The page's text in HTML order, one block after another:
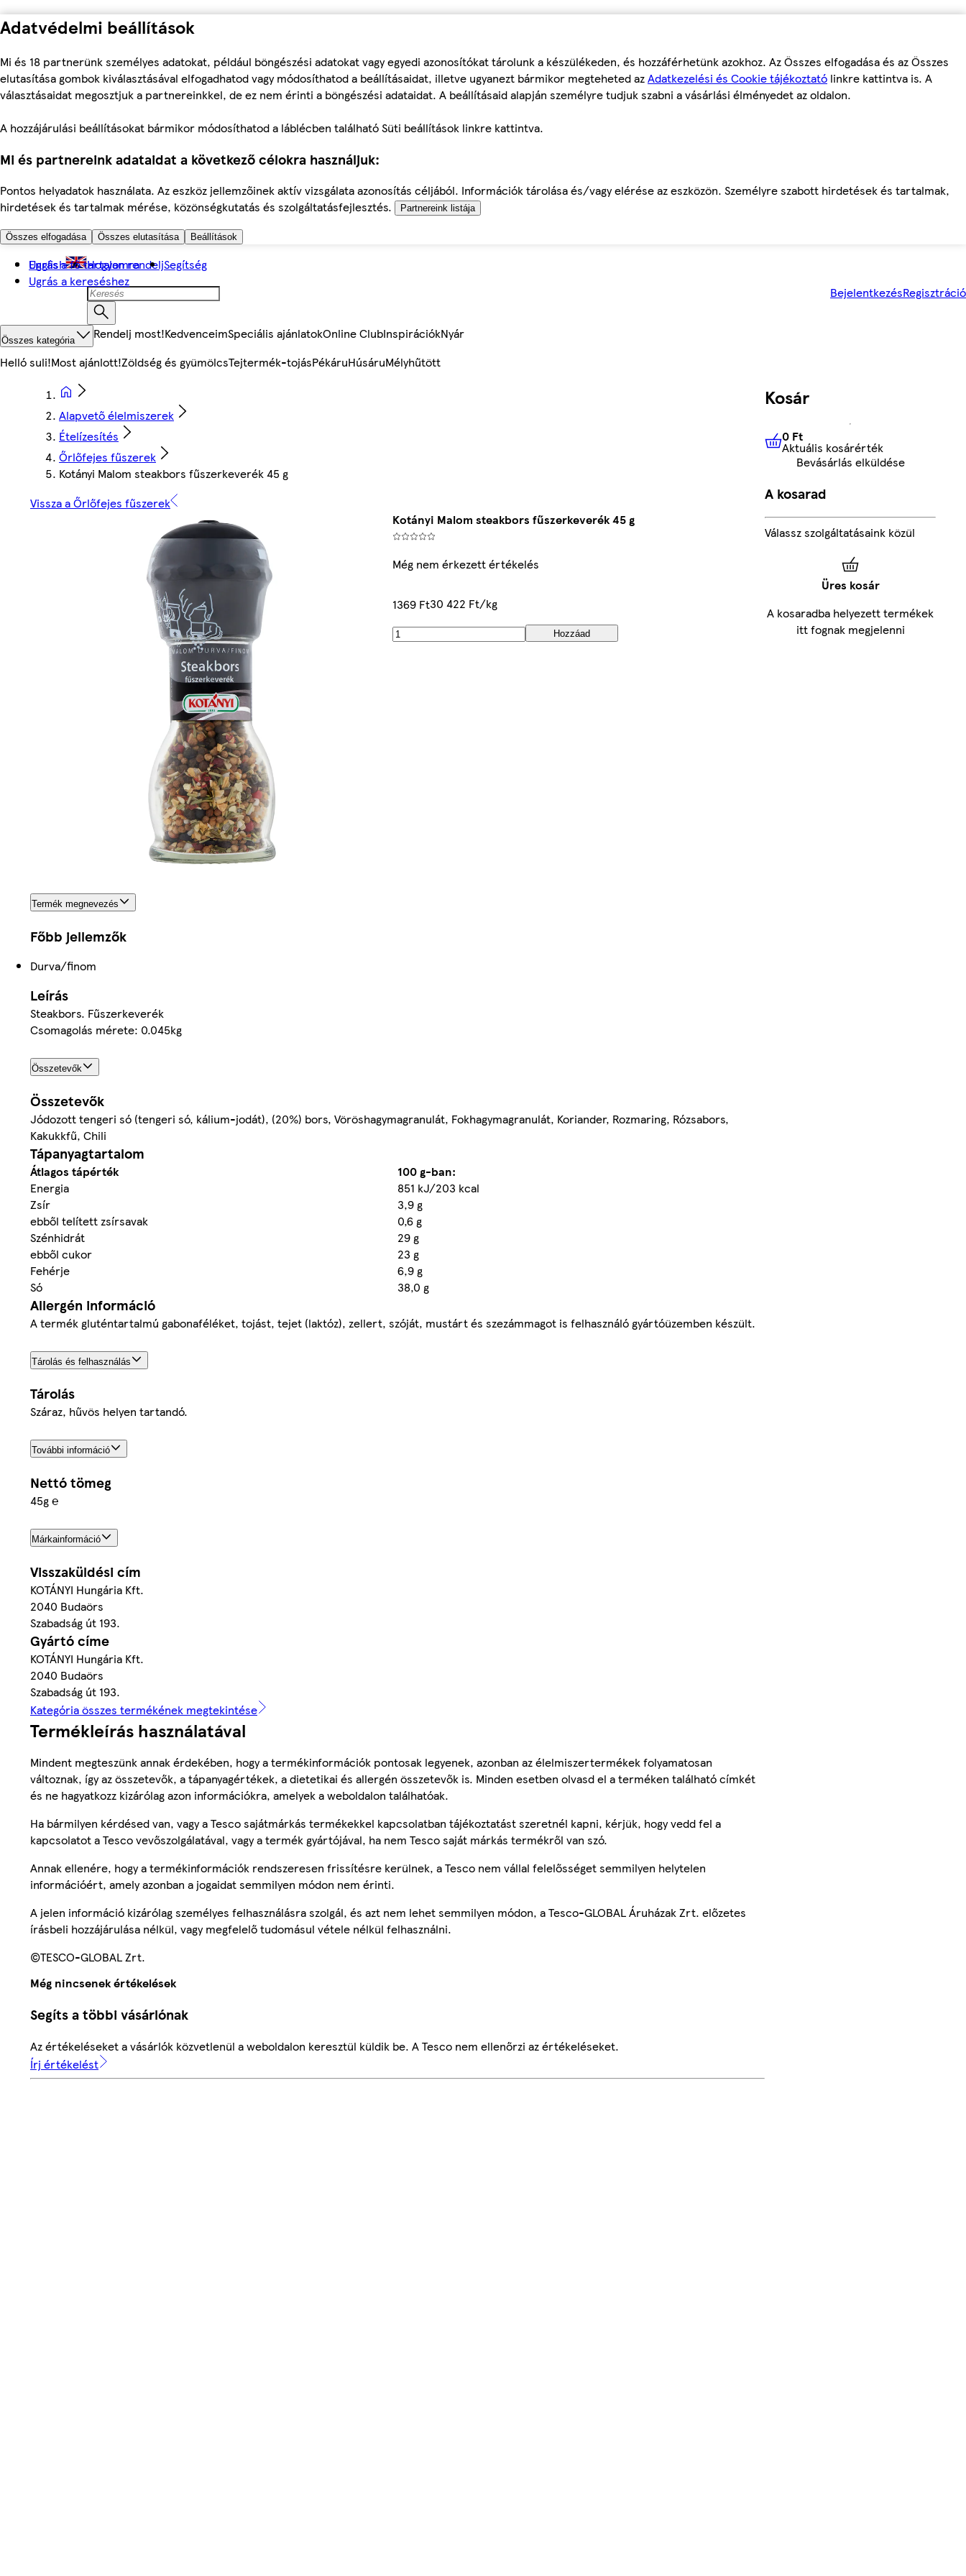
Adatvédelmi beállítások
Mi és 18 partnerünk személyes adatokat, például böngészési adatokat vagy egyedi azonosítókat tárolunk a készülékeden, és hozzáférhetünk azokhoz. Az Összes elfogadása és az Összes
elutasítása gombok kiválasztásával elfogadhatod vagy módosíthatod a beállításaidat, illetve ugyanezt bármikor megteheted azAdatkezelési és Cookie tájékoztató linkre kattintva is. A
választásaidat megosztjuk a partnereinkkel, de ez nem érinti a böngészési adataidat. A beállításaid alapján személyre tudjuk szabni a vásárlási élményedet az oldalon.
A hozzájárulási beállításokat bármikor módosíthatod a láblécben található Süti beállítások linkre kattintva.
Mi és partnereink adataidat a következő célokra használjuk:
Pontos helyadatok használata. Az eszköz jellemzőinek aktív vizsgálata azonosítás céljából. Információk tárolása és/vagy elérése az eszközön. Személyre szabott hirdetések és tartalmak,
hirdetések és tartalmak mérése, közönségkutatás és szolgáltatásfejlesztés.
Partnereink listája
Összes elfogadása Összes elutasítása Beállítások
Ugrás a fő tartalomra
Ugrás a kereséshez
English Hogyan rendeljSegítség
BejelentkezésRegisztráció
Összes kategória Rendelj most!KedvenceimSpeciális ajánlatokOnline ClubInspirációkNyár
Helló suli!Most ajánlott!Zöldség és gyümölcsTejtermék-tojásPékáruHúsáruMélyhűtött
Alapvető élelmiszerek
Ételízesítés
Őrlőfejes fűszerek
Kotányi Malom steakbors fűszerkeverék 45 g
Vissza a Őrlőfejes fűszerek
Kotányi Malom steakbors fűszerkeverék 45 g
Még nem érkezett értékelés
1369 Ft30 422 Ft/kg
Hozzáad
Termék megnevezés
Főbb jellemzők
Durva/finom
Leírás
Steakbors. Fűszerkeverék
Csomagolás mérete: 0.045kg
Összetevők
Összetevők
Jódozott tengeri só (tengeri só, kálium-jodát), (20%) bors, Vöröshagymagranulát, Fokhagymagranulát, Koriander, Rozmaring, Rózsabors,
Kakukkfű, Chili
Tápanyagtartalom
Átlagos tápérték
100 g-ban:
Energia
851 kJ/203 kcal
Zsír
3,9 g
ebből telített zsírsavak
0,6 g
Szénhidrát
29 g
ebből cukor
23 g
Fehérje
6,9 g
Só
38,0 g
Allergén információ
A termék gluténtartalmú gabonaféléket, tojást, tejet (laktóz), zellert, szóját, mustárt és szezámmagot is felhasználó gyártóüzemben készült.
Tárolás és felhasználás
Tárolás
Száraz, hűvös helyen tartandó.
További információ
Nettó tömeg
45g ℮
Márkainformáció
Visszaküldési cím
KOTÁNYI Hungária Kft.
2040 Budaörs
Szabadság út 193.
Gyártó címe
KOTÁNYI Hungária Kft.
2040 Budaörs
Szabadság út 193.
Kategória összes termékének megtekintése
Termékleírás használatával
Mindent megteszünk annak érdekében, hogy a termékinformációk pontosak legyenek, azonban az élelmiszertermékek folyamatosan
változnak, így az összetevők, a tápanyagértékek, a dietetikai és allergén összetevők is. Minden esetben olvasd el a terméken található címkét
és ne hagyatkozz kizárólag azon információkra, amelyek a weboldalon találhatóak.
Ha bármilyen kérdésed van, vagy a Tesco sajátmárkás termékekkel kapcsolatban tájékoztatást szeretnél kapni, kérjük, hogy vedd fel a
kapcsolatot a Tesco vevőszolgálatával, vagy a termék gyártójával, ha nem Tesco saját márkás termékről van szó.
Annak ellenére, hogy a termékinformációk rendszeresen frissítésre kerülnek, a Tesco nem vállal felelősséget semmilyen helytelen
információért, amely azonban a jogaidat semmilyen módon nem érinti.
A jelen információ kizárólag személyes felhasználásra szolgál, és azt nem lehet semmilyen módon, a Tesco-GLOBAL Áruházak Zrt. előzetes
írásbeli hozzájárulása nélkül, vagy megfelelő tudomásul vétele nélkül felhasználni.
©TESCO-GLOBAL Zrt.
Még nincsenek értékelések
Segíts a többi vásárlónak
Az értékeléseket a vásárlók közvetlenül a weboldalon keresztül küldik be. A Tesco nem ellenőrzi az értékeléseket.
Írj értékelést
Kosár
0 FtAktuális kosárérték
0 Ft
Aktuális kosárérték
Bevásárlás elküldése
A kosarad
Válassz szolgáltatásaink közül
Üres kosár
A kosaradba helyezett termékek
itt fognak megjelenni